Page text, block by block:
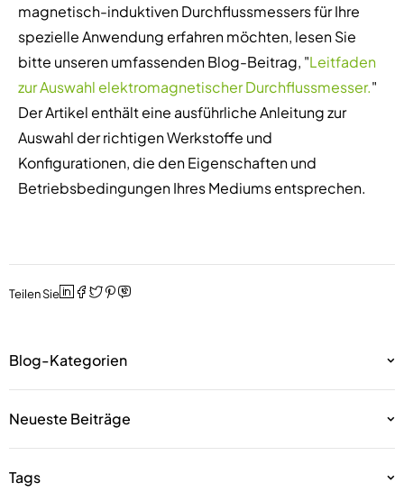
magnetisch-induktiven Durchflussmessers für Ihre
spezielle Anwendung erfahren möchten, lesen Sie
bitte unseren umfassenden Blog-Beitrag, "Leitfaden
zur Auswahl elektromagnetischer Durchflussmesser."
Der Artikel enthält eine ausführliche Anleitung zur
Auswahl der richtigen Werkstoffe und
Konfigurationen, die den Eigenschaften und
Betriebsbedingungen Ihres Mediums entsprechen.
Teilen Sie
Blog-Kategorien
Neueste Beiträge
Tags